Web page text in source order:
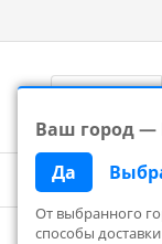
Ваш город —
Да
От выбранного
способы доставки
Поиск